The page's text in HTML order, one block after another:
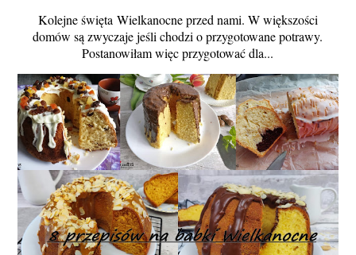
Kolejne święta Wielkanocne przed nami. W większości
domów są zwyczaje jeśli chodzi o przygotowane potrawy.
Postanowiłam więc przygotować dla...